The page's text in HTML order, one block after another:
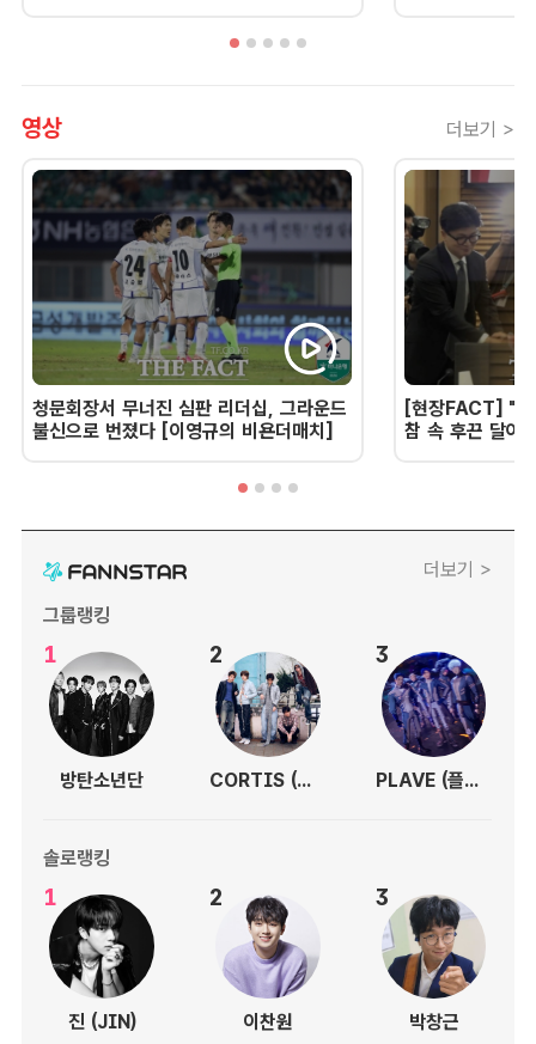
영상 더보기 >
청문회장서 무너진 심판 리더십, 그라운드
불신으로 번졌다 [이영규의 비욘더매치]
[현장FACT] "한
참 속 후끈 달아
더보기 >
그룹랭킹
1
방탄소년단
2
CORTIS (코르티스)
3
PLAVE (플레이브)
솔로랭킹
1
진 (JIN)
2
이찬원
3
박창근